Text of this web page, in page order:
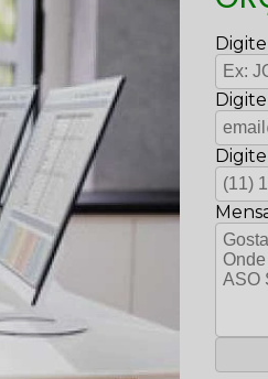
Digite